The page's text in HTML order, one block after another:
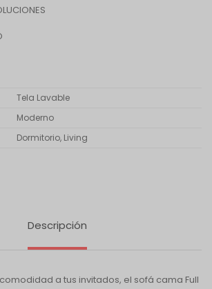
Tela Lavable
Moderno
Dormitorio, Living
Descripción
a tus invitados, el sofá cama Full